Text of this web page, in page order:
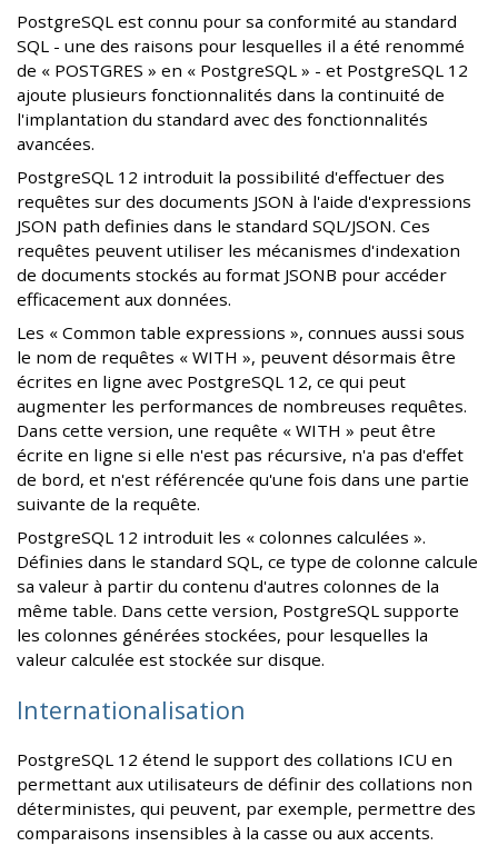
PostgreSQL est connu pour sa conformité au standard
SQL - une des raisons pour lesquelles il a été renommé
de « POSTGRES » en « PostgreSQL » - et PostgreSQL 12
ajoute plusieurs fonctionnalités dans la continuité de
l'implantation du standard avec des fonctionnalités
avancées.
PostgreSQL 12 introduit la possibilité d'effectuer des
requêtes sur des documents JSON à l'aide d'expressions
JSON path definies dans le standard SQL/JSON. Ces
requêtes peuvent utiliser les mécanismes d'indexation
de documents stockés au format JSONB pour accéder
efficacement aux données.
Les « Common table expressions », connues aussi sous
le nom de requêtes « WITH », peuvent désormais être
écrites en ligne avec PostgreSQL 12, ce qui peut
augmenter les performances de nombreuses requêtes.
Dans cette version, une requête « WITH » peut être
écrite en ligne si elle n'est pas récursive, n'a pas d'effet
de bord, et n'est référencée qu'une fois dans une partie
suivante de la requête.
PostgreSQL 12 introduit les « colonnes calculées ».
Définies dans le standard SQL, ce type de colonne calcule
sa valeur à partir du contenu d'autres colonnes de la
même table. Dans cette version, PostgreSQL supporte
les colonnes générées stockées, pour lesquelles la
valeur calculée est stockée sur disque.
Internationalisation
PostgreSQL 12 étend le support des collations ICU en
permettant aux utilisateurs de définir des collations non
déterministes, qui peuvent, par exemple, permettre des
comparaisons insensibles à la casse ou aux accents.